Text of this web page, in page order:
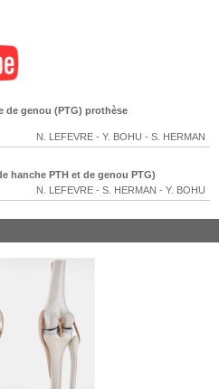
de genou (PTG) prothèse
N. LEFEVRE - Y. BOHU - S. HERMAN
hanche PTH et de genou PTG)
N. LEFEVRE - S. HERMAN - Y. BOHU